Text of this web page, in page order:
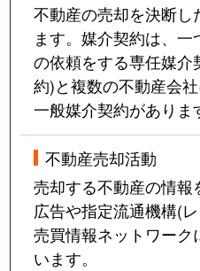
不動産の売却を決断し
ます。媒介契約は、
の依頼をする専任媒
約)と複数の不動産会
一般媒介契約がありま
不動産売却活動
売却する不動産の情
広告や指定流通機構(
売買情報ネットワー
います。